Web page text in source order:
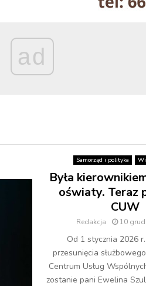
ad
Samorząd i polityka
Była
oświaty. Teraz
CUW
Redakcja 10
Od 1 stycznia 2026
przesunięcia
Centrum Usług
zostanie pani Ewelina